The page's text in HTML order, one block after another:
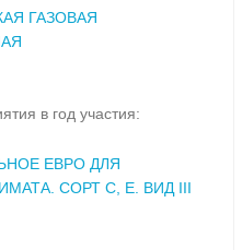
ГАЗОВАЯ
в год участия:
ЕВРО ДЛЯ
СОРТ С, Е. ВИД III